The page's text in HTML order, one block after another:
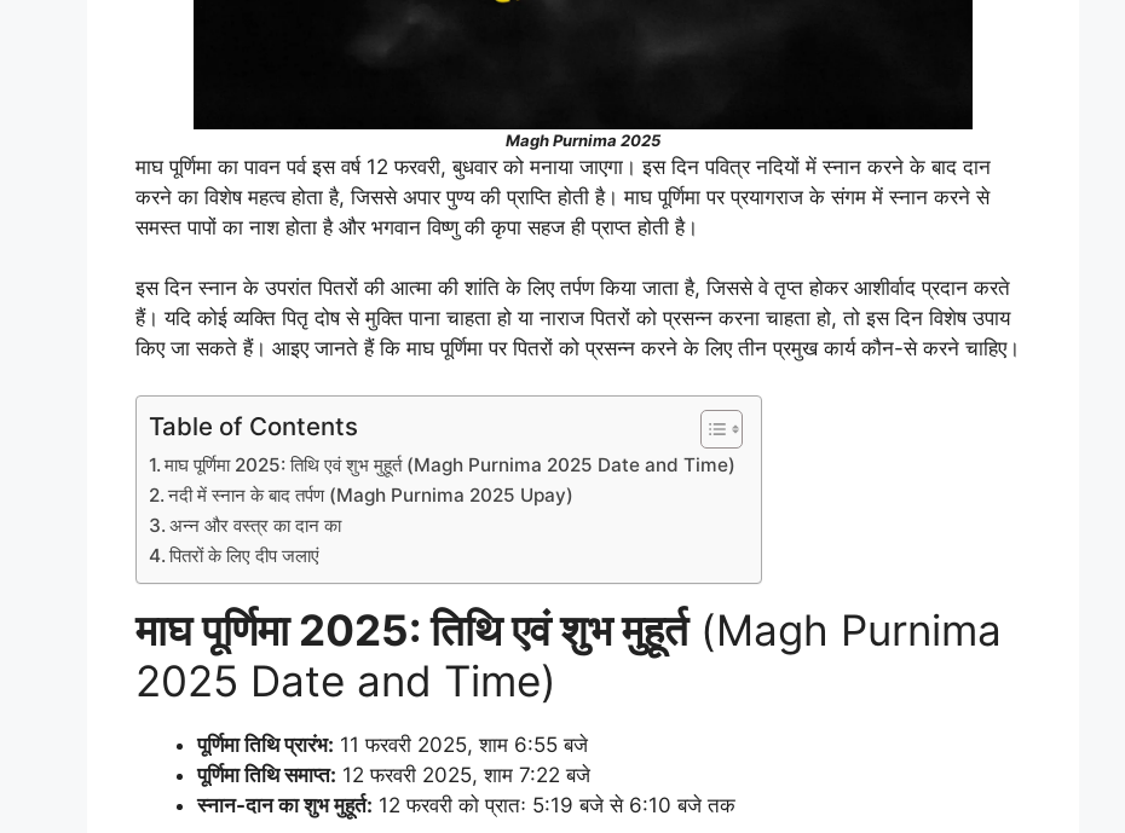
Magh Purnima 2025
माघ पूर्णिमा का पावन पर्व इस वर्ष 12 फरवरी, बुधवार को मनाया जाएगा। इस दिन पवित्र नदियों में स्नान करने के बाद दान
करने का विशेष महत्व होता है, जिससे अपार पुण्य की प्राप्ति होती है। माघ पूर्णिमा पर प्रयागराज के संगम में स्नान करने से
समस्त पापों का नाश होता है और भगवान विष्णु की कृपा सहज ही प्राप्त होती है।
इस दिन स्नान के उपरांत पितरों की आत्मा की शांति के लिए तर्पण किया जाता है, जिससे वे तृप्त होकर आशीर्वाद प्रदान करते
हैं। यदि कोई व्यक्ति पितृ दोष से मुक्ति पाना चाहता हो या नाराज पितरों को प्रसन्न करना चाहता हो, तो इस दिन विशेष उपाय
किए जा सकते हैं। आइए जानते हैं कि माघ पूर्णिमा पर पितरों को प्रसन्न करने के लिए तीन प्रमुख कार्य कौन-से करने चाहिए।
Table of Contents
माघ पूर्णिमा 2025: तिथि एवं शुभ मुहूर्त (Magh Purnima 2025 Date and Time)
नदी में स्नान के बाद तर्पण (Magh Purnima 2025 Upay)
अन्न और वस्त्र का दान का
पितरों के लिए दीप जलाएं
माघ पूर्णिमा 2025: तिथि एवं शुभ मुहूर्त(Magh Purnima
2025 Date and Time)
पूर्णिमा तिथि प्रारंभ: 11 फरवरी 2025, शाम 6:55 बजे
पूर्णिमा तिथि समाप्त: 12 फरवरी 2025, शाम 7:22 बजे
स्नान-दान का शुभ मुहूर्त: 12 फरवरी को प्रातः 5:19 बजे से 6:10 बजे तक